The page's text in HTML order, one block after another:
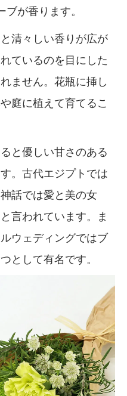
が香ります。
清々しい香りが広が
ているのを目にした
ません。花瓶に挿し
庭に植えて育てるこ
と優しい甘さのある
。古代エジプトでは
話では愛と美の女
言われています。ま
ウェディングではブ
として有名です。